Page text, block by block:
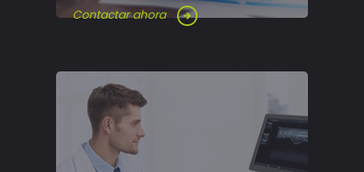
Contactar ahora